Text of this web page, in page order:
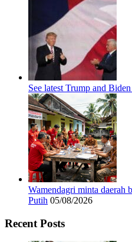
See latest Trump and
Wamendagri minta daerah
Putih 05/08/2026
Recent Posts